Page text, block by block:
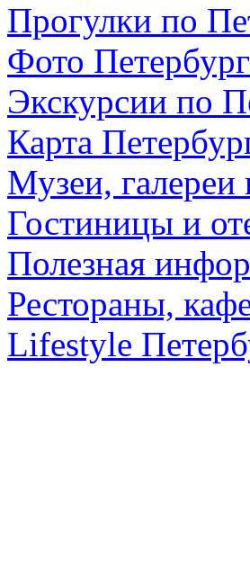
Прогулки по
Фото
Экскурсии по
Карта
Музеи, галереи
Гостиницы и
Полезная
Рестораны,
Lifestyle